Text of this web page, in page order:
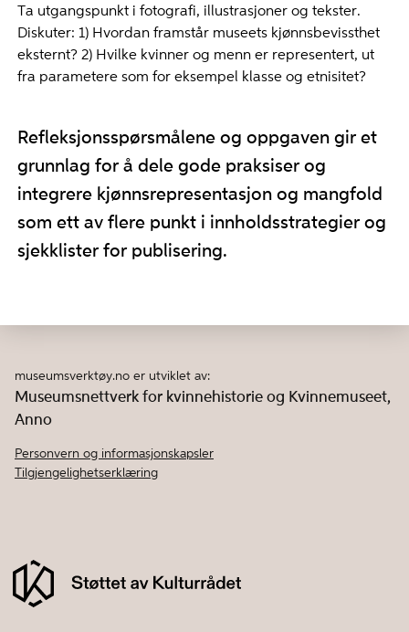
Ta utgangspunkt i fotografi, illustrasjoner og tekster.
Diskuter: 1) Hvordan framstår museets kjønnsbevissthet
eksternt? 2) Hvilke kvinner og menn er representert, ut
fra parametere som for eksempel klasse og etnisitet?
Refleksjonsspørsmålene og oppgaven gir et
grunnlag for å dele gode praksiser og
integrere kjønnsrepresentasjon og mangfold
som ett av flere punkt i innholdsstrategier og
sjekklister for publisering.
museumsverktøy.no er utviklet av:
Museumsnettverk for kvinnehistorie og Kvinnemuseet,
Anno
Personvern og informasjonskapsler
Tilgjengelighetserklæring